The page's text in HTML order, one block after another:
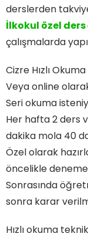
derslerden
İlkokul özel ders
çalışmalarda
Cizre Hızlı
Veya online
Seri okuma
Her hafta 2 ders
dakika mola 40
Özel olarak
öncelikle deneme
Sonrasında
sonra karar
Hızlı okuma